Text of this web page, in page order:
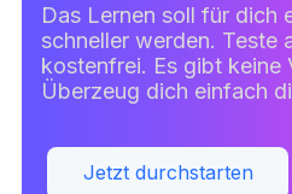
Das Lernen soll für dich
schneller werden. Teste
kostenfrei. Es gibt keine
Überzeug dich einfach
Jetzt durchstarten